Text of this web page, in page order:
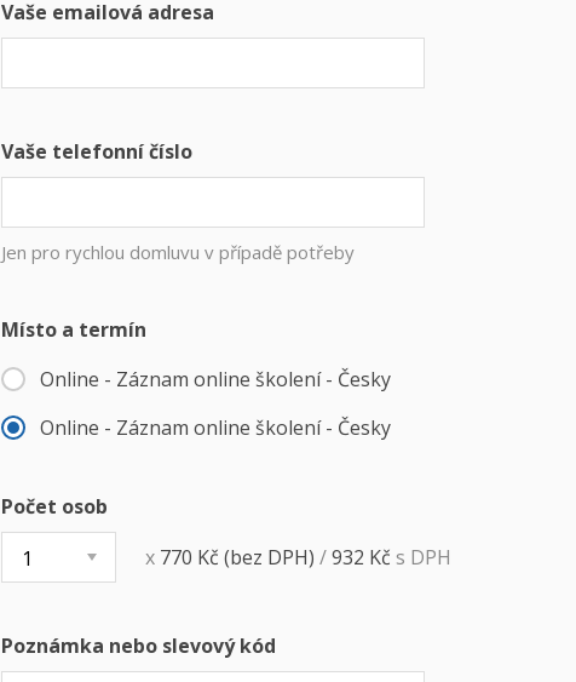
Vaše emailová adresa
Vaše telefonní číslo
Jen pro rychlou domluvu v případě potřeby
Místo a termín
Online - Záznam online školení - Česky
Online - Záznam online školení - Česky
Počet osob
x 770 Kč (bez DPH) /932 Kč s DPH
Poznámka nebo slevový kód